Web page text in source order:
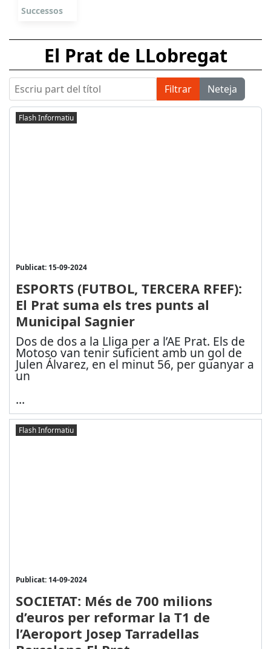
Successos
El Prat de LLobregat
Escriu part del títol Filtrar Neteja
Flash Informatiu
Publicat: 15-09-2024
ESPORTS (FUTBOL, TERCERA RFEF):
El Prat suma els tres punts al
Municipal Sagnier
Dos de dos a la Lliga per a l’AE Prat. Els de
Motoso van tenir suficient amb un gol de
Julen Álvarez, en el minut 56, per guanyar a
un
...
Flash Informatiu
Publicat: 14-09-2024
SOCIETAT: Més de 700 milions
d’euros per reformar la T1 de
l’Aeroport Josep Tarradellas